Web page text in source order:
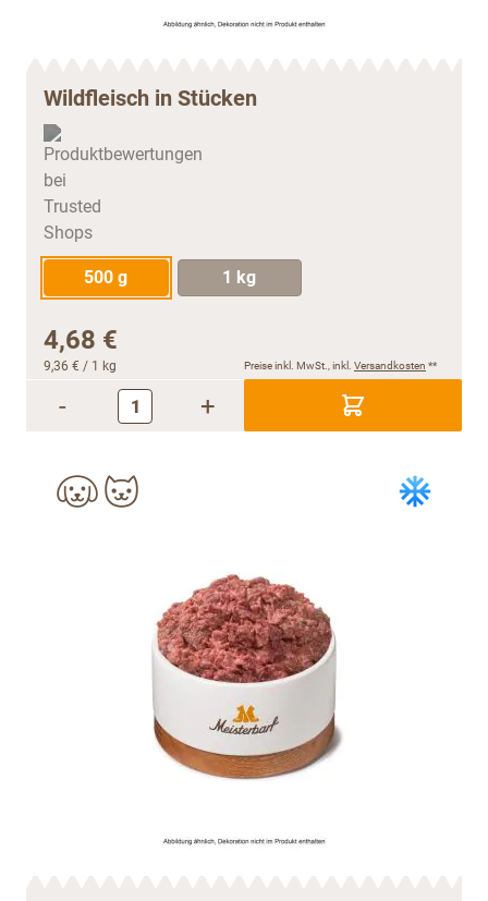
Wildfleisch in Stücken
500 g 1 kg
4,68 €
9,36 € / 1 kg Preise inkl. MwSt., inkl. Versandkosten **
- +